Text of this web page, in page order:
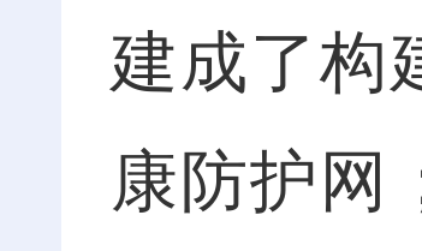
建成了构
康防护网